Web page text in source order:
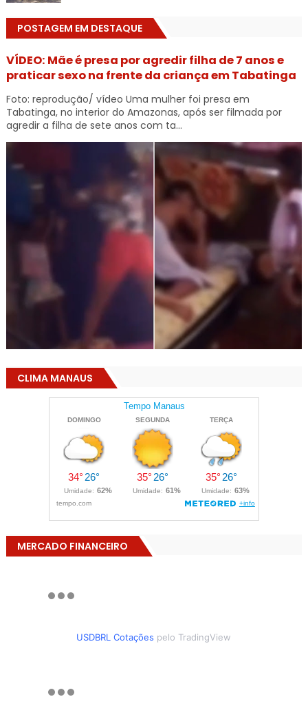
POSTAGEM EM DESTAQUE
VÍDEO: Mãe é presa por agredir filha de 7 anos e
praticar sexo na frente da criança em Tabatinga
Foto: reprodução/ vídeo Uma mulher foi presa em
Tabatinga, no interior do Amazonas, após ser filmada por
agredir a filha de sete anos com ta...
CLIMA MANAUS
MERCADO FINANCEIRO
USDBRL Cotações pelo TradingView